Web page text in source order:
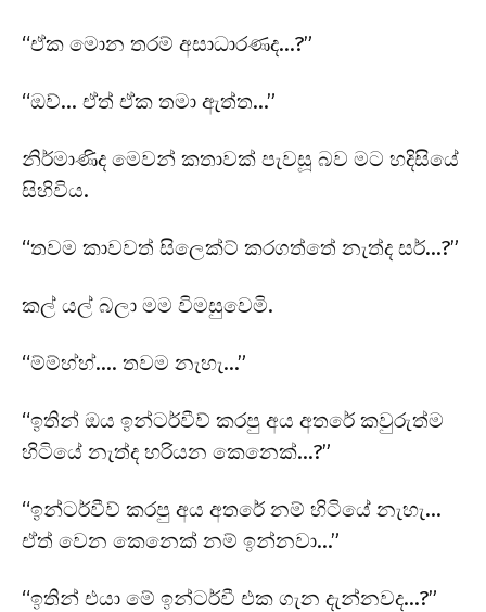
“ඒක මොන තරම් අසාධාරණද…?”
“ඔව්… ඒත් ඒක තමා ඇත්ත…”
නිර්මාණිද මෙවන් කතාවක් පැවසූ බව මට හදිසියේ
සිහිවිය.
“තවම කාවවත් සිලෙක්ට් කරගත්තේ නැත්ද සර්…?”
කල් යල් බලා මම විමසුවෙමි.
“ම්ම්හ්හ්…. තවම නැහැ…”
“ඉතින් ඔය ඉන්ටර්වීව් කරපු අය අතරේ කවුරුත්ම
හිටියේ නැත්ද හරියන කෙනෙක්…?”
“ඉන්ටර්වීව් කරපු අය අතරේ නම් හිටියේ නැහැ…
ඒත් වෙන කෙනෙක් නම් ඉන්නවා…”
“ඉතින් එයා මේ ඉන්ටර්වී එක ගැන දැන්නවද…?”